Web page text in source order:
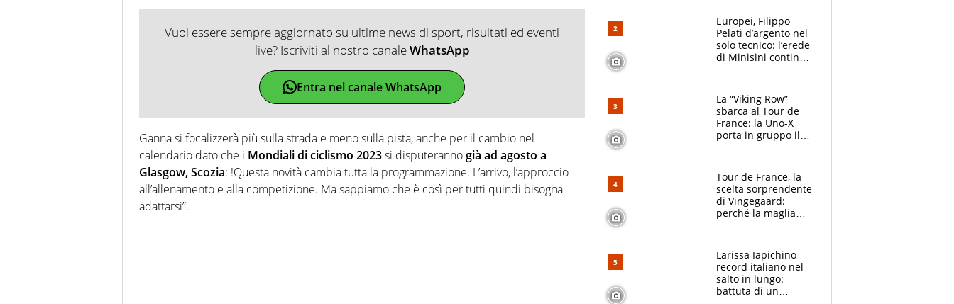
Vuoi essere sempre aggiornato su ultime news di sport, risultati ed eventi
live? Iscriviti al nostro canaleWhatsApp
Entra nel canale WhatsApp
Ganna si focalizzerà più sulla strada e meno sulla pista, anche per il cambio nel
calendario dato che i Mondiali di ciclismo 2023si disputerannogià ad agosto a
Glasgow, Scozia: !Questa novità cambia tutta la programmazione. L’arrivo, l’approccio
all’allenamento e alla competizione. Ma sappiamo che è così per tutti quindi bisogna
adattarsi”.
e compagni
continuare
Europei, Filippo
Pelati d’argento nel
solo tecnico: l’erede
di Minisini continua
mirino
La “Viking Row”
sbarca al Tour de
France: la Uno-X
porta in gruppo il
compagni
Tour de France, la
scelta sorprendente
di Vingegaard:
perché la maglia
rischio da evitare
Larissa Iapichino
record italiano nel
salto in lungo:
battuta di un